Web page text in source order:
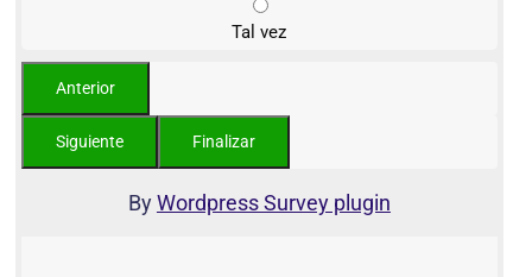
Tal vez
ByWordpress Survey plugin